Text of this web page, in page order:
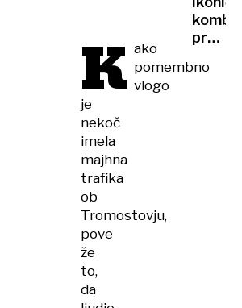
K ako
pomembno
vlogo
je
nekoč
imela
majhna
trafika
ob
Tromostovju,
pove
že
to,
da
raka
kombi
rojstni